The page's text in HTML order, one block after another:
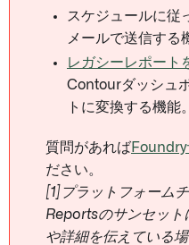
スケジュールに従
メールで送信する
レガシーレポート
Contourダッシュ
トに変換する機能。
質問があればFoundry
ださい。
[1]プラットフォーム
Reportsのサンセット
や詳細を伝えている